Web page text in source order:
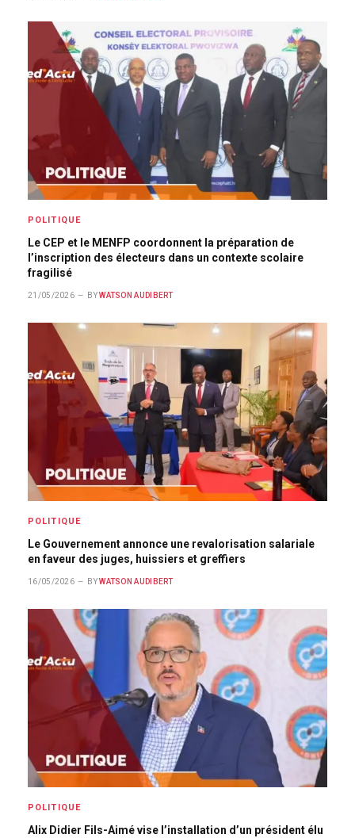
POLITIQUE
Le CEP et le MENFP coordonnent la préparation de
l’inscription des électeurs dans un contexte scolaire
fragilisé
21/05/2026 BY WATSON AUDIBERT
POLITIQUE
Le Gouvernement annonce une revalorisation salariale
en faveur des juges, huissiers et greffiers
16/05/2026 BY WATSON AUDIBERT
POLITIQUE
Alix Didier Fils-Aimé vise l’installation d’un président élu